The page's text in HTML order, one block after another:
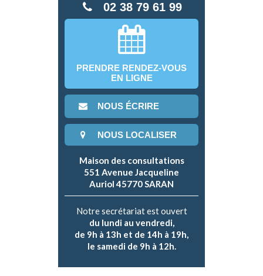
02 38 79 61 99
PRENDRE RENDEZ-VOUS
EN LIGNE
NOUS ÉCRIRE
NOUS LOCALISER
Maison des consultations
551 Avenue Jacqueline
Auriol 45770 SARAN
Notre secrétariat est ouvert
du lundi au vendredi,
de 9h à 13h et de 14h à 19h,
le samedi de 9h à 12h.